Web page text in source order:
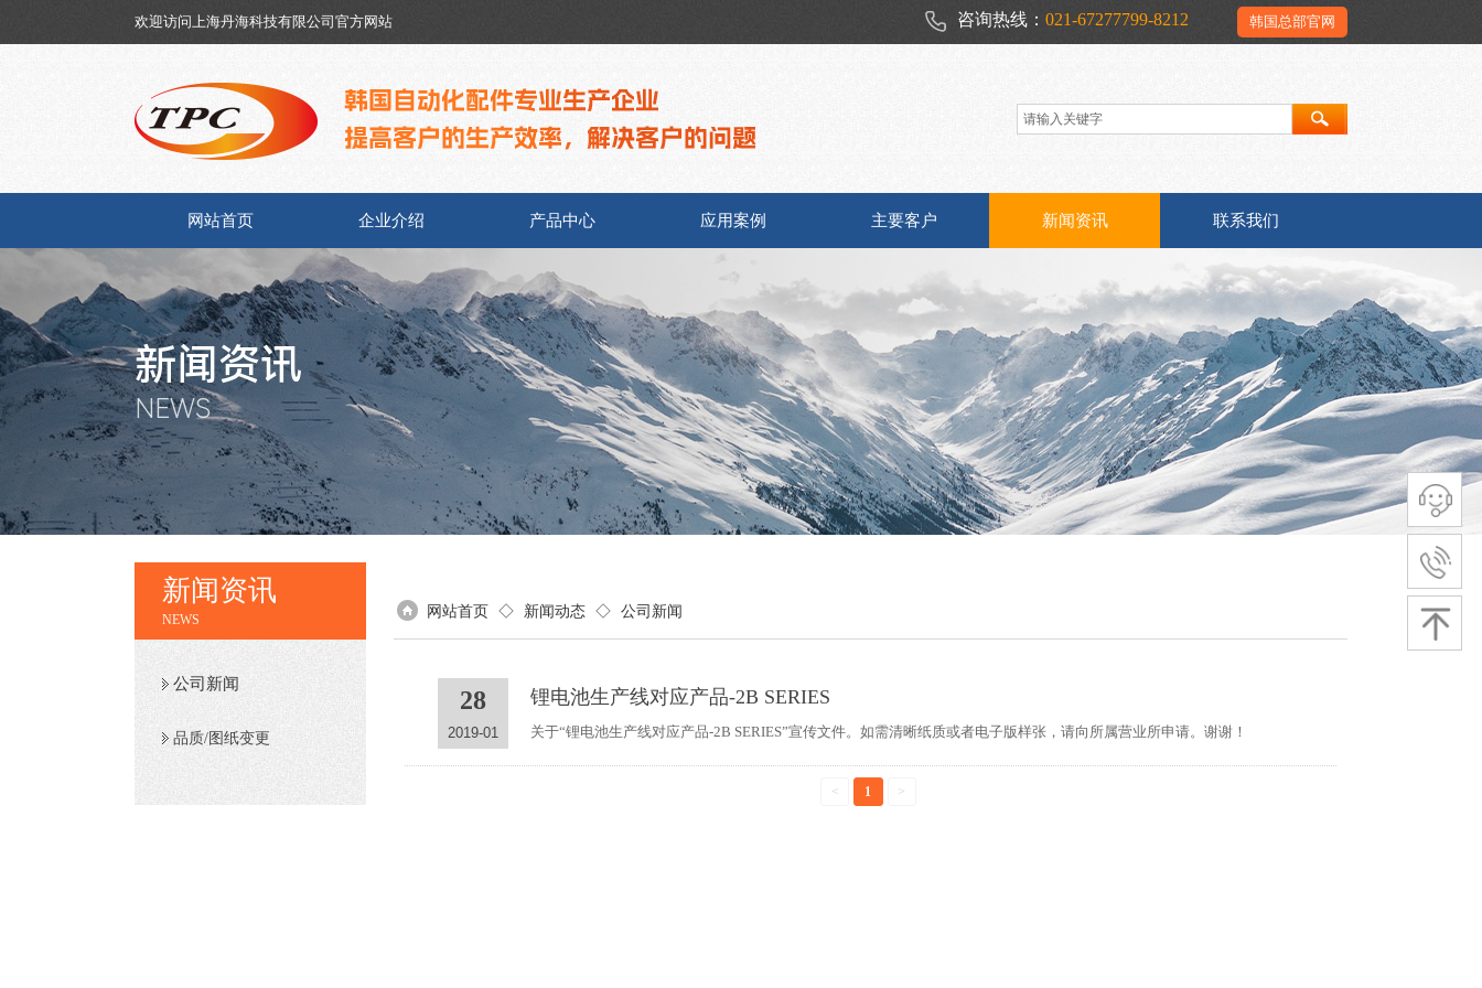
咨询热线： 021-67277799-8212
欢迎访问 上海丹海科技有限公司官方网站 韩国总部官网
网站首页 企业介绍 产品中心 应用案例 主要客户 新闻资讯 联系我们
新闻资讯
NEWS
网站首页 ◇ 新闻动态 ◇ 公司新闻
新闻资讯
NEWS
公司新闻
品质/图纸变更
28
2019-01
锂电池生产线对应产品-2B SERIES
关于“锂电池生产线对应产品-2B SERIES”宣传文件。如需清晰纸质或者电子版样张，请向所属营业所申请。谢谢！
< 1 >